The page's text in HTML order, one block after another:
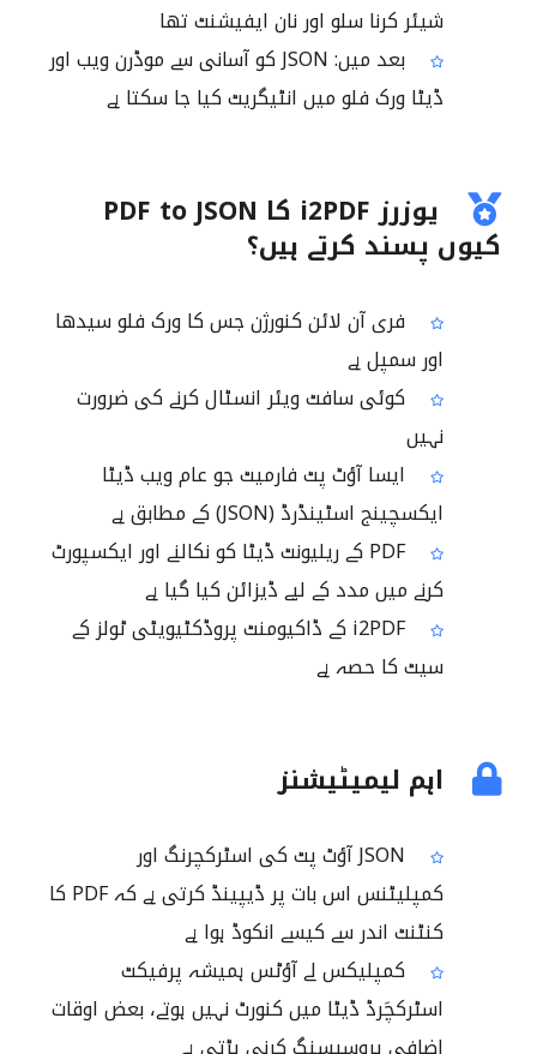
شیئر کرنا سلو اور نان ایفیشنٹ تھا
بعد میں: JSON کو آسانی سے موڈرن ویب اور
ڈیٹا ورک فلو میں انٹیگریٹ کیا جا سکتا ہے
یوزرز i2PDF کا PDF to JSON
کیوں پسند کرتے ہیں؟
فری آن لائن کنورژن جس کا ورک فلو سیدھا
اور سمپل ہے
کوئی سافٹ ویئر انسٹال کرنے کی ضرورت
نہیں
ایسا آؤٹ پٹ فارمیٹ جو عام ویب ڈیٹا
ایکسچینج اسٹینڈرڈ (JSON) کے مطابق ہے
PDF کے ریلیونٹ ڈیٹا کو نکالنے اور ایکسپورٹ
کرنے میں مدد کے لیے ڈیزائن کیا گیا ہے
i2PDF کے ڈاکیومنٹ پروڈکٹیویٹی ٹولز کے
سیٹ کا حصہ ہے
اہم لیمیٹیشنز
JSON آؤٹ پٹ کی اسٹرکچرنگ اور
کمپلیٹنس اس بات پر ڈیپینڈ کرتی ہے کہ PDF کا
کنٹنٹ اندر سے کیسے انکوڈ ہوا ہے
کمپلیکس لے آؤٹس ہمیشہ پرفیکٹ
اسٹرکچَرڈ ڈیٹا میں کنورٹ نہیں ہوتے، بعض اوقات